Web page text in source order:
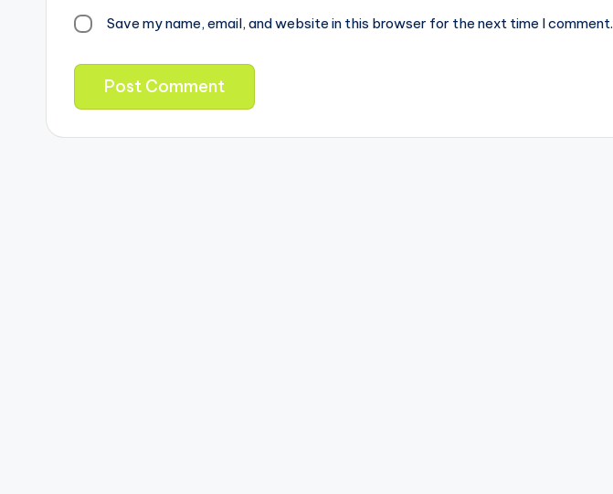
Save my name, email, and website in this browser for the next time I comment.